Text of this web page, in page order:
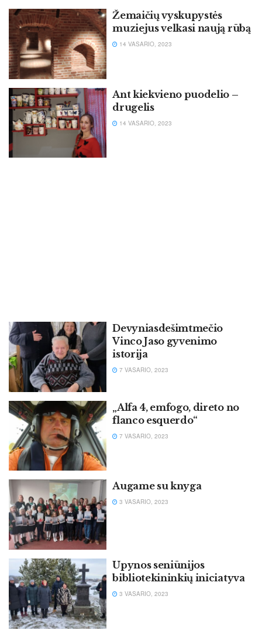
Žemaičių vyskupystės
muziejus velkasi naują rūbą
14 VASARIO, 2023
Ant kiekvieno puodelio –
drugelis
14 VASARIO, 2023
Devyniasdešimtmečio
Vinco Jaso gyvenimo
istorija
7 VASARIO, 2023
„Alfa 4, emfogo, direto no
flanco esquerdo“
7 VASARIO, 2023
Augame su knyga
3 VASARIO, 2023
Upynos seniūnijos
bibliotekininkių iniciatyva
3 VASARIO, 2023